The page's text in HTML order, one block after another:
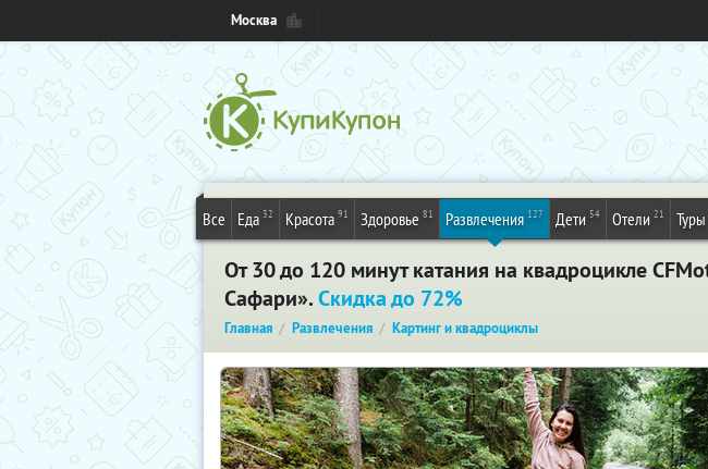
Москва
Все Еда 32 Красота 91 Здоровье 81 Развлечения 127 Дети 54 Отели 21 Туры
От 30 до 120 минут катания на квадроцикле
Сафари».Скидка до 72%
Главная Развлечения Картинг и квадроциклы